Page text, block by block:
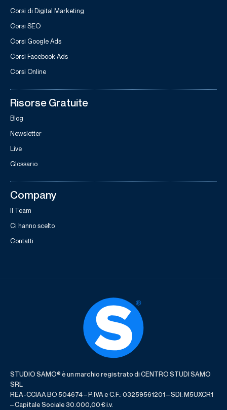
Corsi di Digital Marketing
Corsi SEO
Corsi Google Ads
Corsi Facebook Ads
Corsi Online
Risorse Gratuite
Blog
Newsletter
Live
Glossario
Company
Il Team
Ci hanno scelto
Contatti
STUDIO SAMO® è un marchio registrato di CENTRO STUDI SAMO
SRL
REA-CCIAA BO 504674 – P.IVA e C.F.: 03259561201 – SDI: M5UXCR1
– Capitale Sociale 30.000,00 € i.v.